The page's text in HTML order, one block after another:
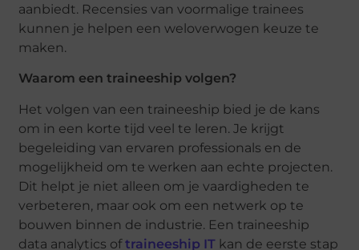
aanbiedt. Recensies van voormalige trainees
kunnen je helpen een weloverwogen keuze te
maken.
Waarom een traineeship volgen?
Het volgen van een traineeship bied je de kans
om in een korte tijd veel te leren. Je krijgt
begeleiding van ervaren professionals en de
mogelijkheid om te werken aan echte projecten.
Dit helpt je niet alleen om je vaardigheden te
verbeteren, maar ook om een netwerk op te
bouwen binnen de industrie. Een traineeship
data analytics oftraineeship IT kan de eerste stap